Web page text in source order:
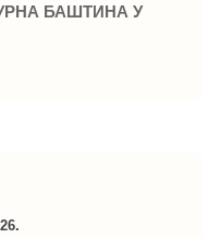
БАШТИНА У